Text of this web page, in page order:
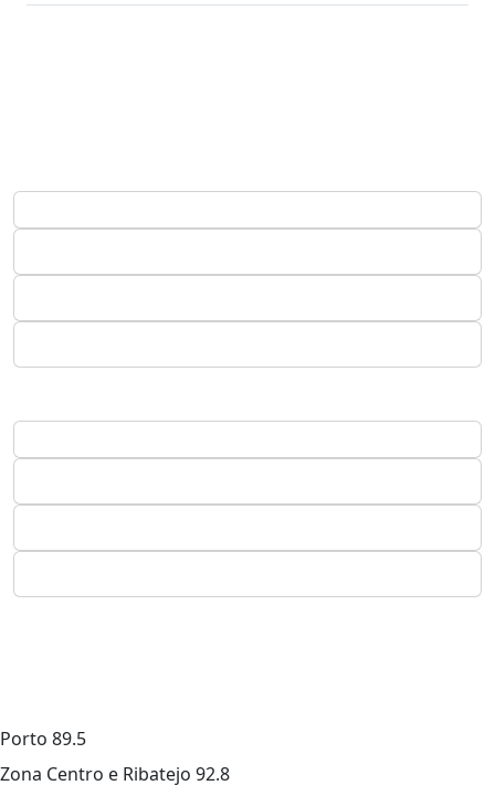
Porto 89.5
Zona Centro e Ribatejo 92.8